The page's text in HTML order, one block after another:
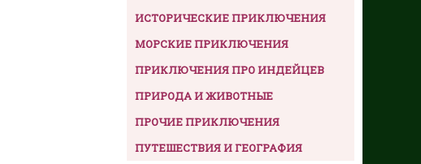
ИСТОРИЧЕСКИЕ ПРИКЛЮЧЕНИЯ
МОРСКИЕ ПРИКЛЮЧЕНИЯ
ПРИКЛЮЧЕНИЯ ПРО ИНДЕЙЦЕВ
ПРИРОДА И ЖИВОТНЫЕ
ПРОЧИЕ ПРИКЛЮЧЕНИЯ
ПУТЕШЕСТВИЯ И ГЕОГРАФИЯ